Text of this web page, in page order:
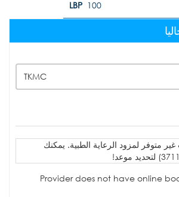
LBP 100
TKMC
غير متوفر لمزود الرعاية الطبية. يمكنك
Provider does not have online